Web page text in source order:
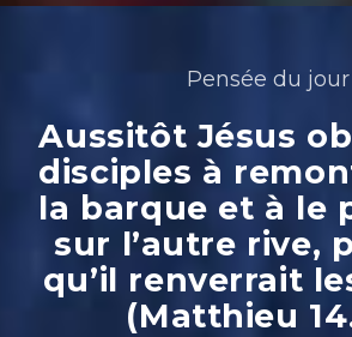
Pensée du jour
Aussitôt Jésus
disciples à
la barque et à le
sur l’autre rive,
qu’il renverrait
(Matthieu